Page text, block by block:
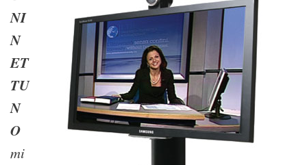
NI
N
ET
TU
N
O
mi